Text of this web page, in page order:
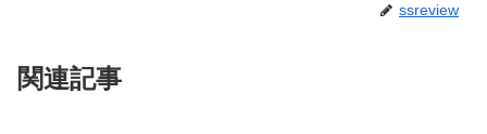
ssreview
関連記事